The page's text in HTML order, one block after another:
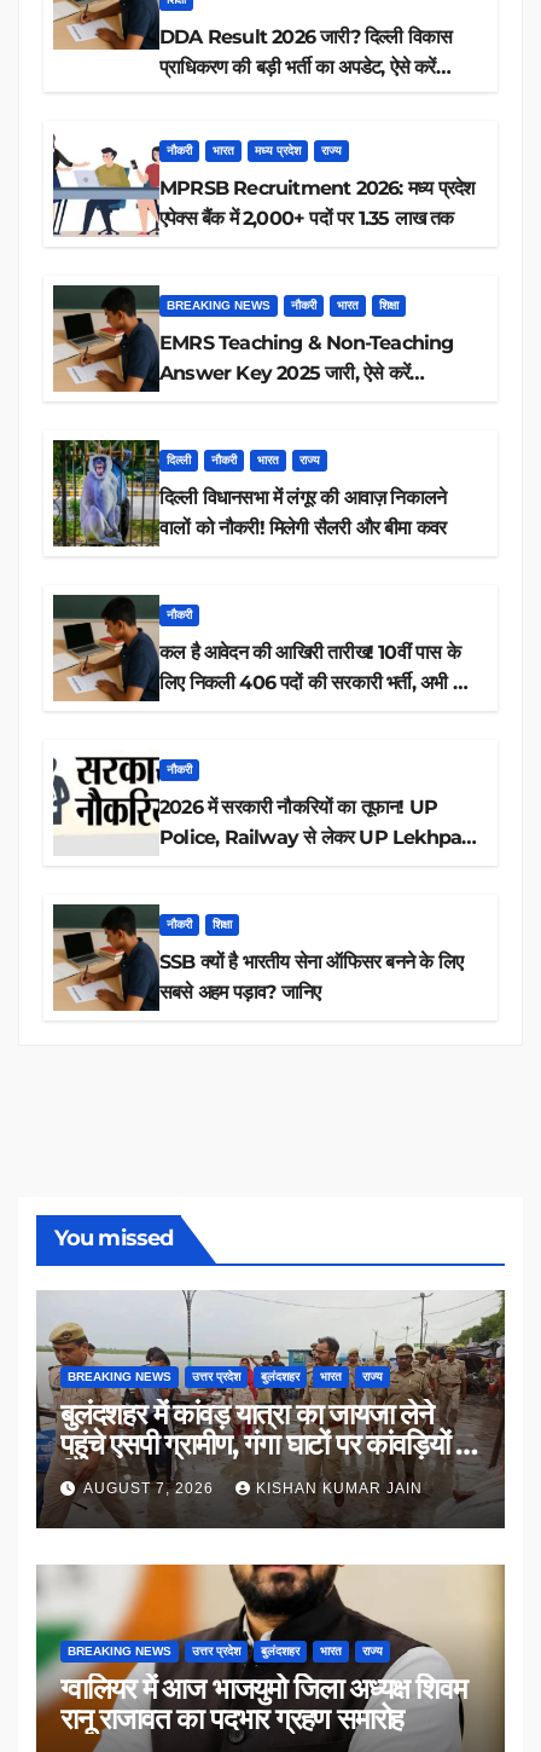
DDA Result 2026 जारी? दिल्ली विकास
प्राधिकरण की बड़ी भर्ती का अपडेट, ऐसे करें
नौकरी भारत मध्य प्रदेश राज्य
MPRSB Recruitment 2026: मध्य प्रदेश
एपेक्स बैंक में 2,000+ पदों पर 1.35 लाख तक
BREAKING NEWS नौकरी भारत शिक्षा
EMRS Teaching & Non-Teaching
Answer Key 2025 जारी, ऐसे करें
दिल्ली नौकरी भारत राज्य
दिल्ली विधानसभा में लंगूर की आवाज़ निकालने
वालों को नौकरी! मिलेगी सैलरी और बीमा कवर
नौकरी
कल है आवेदन की आखिरी तारीख! 10वीं पास के
लिए निकली 406 पदों की सरकारी भर्ती, अभी करें
नौकरी
2026 में सरकारी नौकरियों का तूफान! UP
Police, Railway से लेकर UP Lekhpal
नौकरी शिक्षा
SSB क्यों है भारतीय सेना ऑफिसर बनने के लिए
सबसे अहम पड़ाव? जानिए
You missed
BREAKING NEWS उत्तर प्रदेश बुलंदशहर भारत राज्य
बुलंदशहर में कांवड़ यात्रा का जायजा लेने
पहुंचे एसपी ग्रामीण, गंगा घाटों पर कांवड़ियों से
किया संवाद
AUGUST 7, 2026 KISHAN KUMAR JAIN
BREAKING NEWS उत्तर प्रदेश बुलंदशहर भारत राज्य
ग्वालियर में आज भाजयुमो जिला अध्यक्ष शिवम
रानू राजावत का पदभार ग्रहण समारोह